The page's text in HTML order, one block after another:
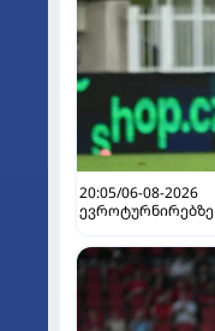
20:05/06-08-2026